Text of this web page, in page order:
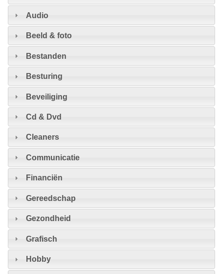
Audio
Beeld & foto
Bestanden
Besturing
Beveiliging
Cd & Dvd
Cleaners
Communicatie
Financiën
Gereedschap
Gezondheid
Grafisch
Hobby